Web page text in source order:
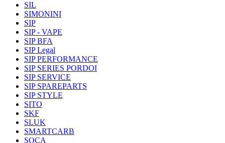
SIL
SIMONINI
SIP
SIP - VAPE
SIP BFA
SIP Legal
SIP PERFORMANCE
SIP SERIES PORDOI
SIP SERVICE
SIP SPAREPARTS
SIP STYLE
SITO
SKF
SLUK
SMARTCARB
SOCA